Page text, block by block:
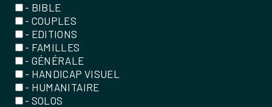
- BIBLE
- COUPLES
- EDITIONS
- FAMILLES
- GÉNÉRALE
- HANDICAP VISUEL
- HUMANITAIRE
- SOLOS